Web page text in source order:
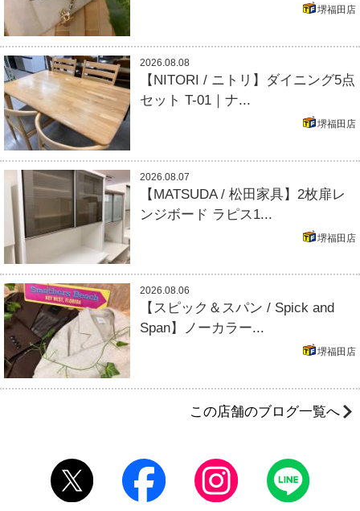
堺福田店
2026.08.08
【NITORI / ニトリ】ダイニング5点
セット T-01｜ナ...
堺福田店
2026.08.07
【MATSUDA / 松田家具】2枚扉レ
ンジボード ラピス1...
堺福田店
2026.08.06
【スピック＆スパン / Spick and
Span】ノーカラー...
堺福田店
この店舗のブログ一覧へ